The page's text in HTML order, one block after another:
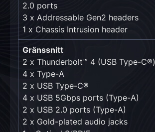
2.0 ports
3 x Addressable Gen2 headers
1 x Chassis Intrusion header
Gränssnitt
2 x Thunderbolt™ 4 (USB Type-C®)
4 x Type-A
2 x USB Type-C®
4 x USB 5Gbps ports (Type-A)
2 x USB 2.0 ports (Type-A)
2 x Gold-plated audio jacks